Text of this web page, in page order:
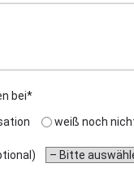
bei*
weiß noch